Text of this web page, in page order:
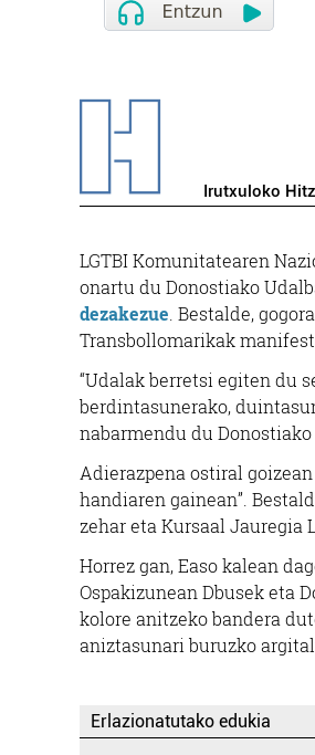
Irutxuloko
LGTBI Komunitatearen
onartu du Donostiako
dezakezue. Bestalde,
Transbollomarikak
“Udalak berretsi egiten du
berdintasunerako,
nabarmendu du
Adierazpena ostiral
handiaren gainean”.
zehar eta Kursaal Jauregia
Horrez gan, Easo kalean
Ospakizunean Dbusek eta
kolore anitzeko bandera
aniztasunari buruzko
Erlazionatutako edukia